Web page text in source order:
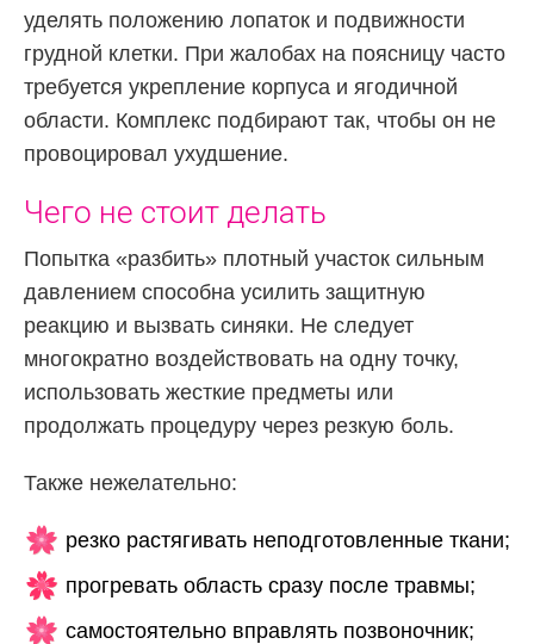
уделять положению лопаток и подвижности
грудной клетки. При жалобах на поясницу часто
требуется укрепление корпуса и ягодичной
области. Комплекс подбирают так, чтобы он не
провоцировал ухудшение.
Чего не стоит делать
Попытка «разбить» плотный участок сильным
давлением способна усилить защитную
реакцию и вызвать синяки. Не следует
многократно воздействовать на одну точку,
использовать жесткие предметы или
продолжать процедуру через резкую боль.
Также нежелательно:
резко растягивать неподготовленные ткани;
прогревать область сразу после травмы;
самостоятельно вправлять позвоночник;